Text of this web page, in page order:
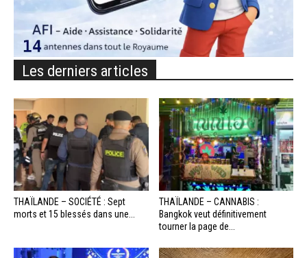
Les derniers articles
THAÏLANDE – SOCIÉTÉ : Sept
morts et 15 blessés dans une...
THAÏLANDE – CANNABIS :
Bangkok veut définitivement
tourner la page de...